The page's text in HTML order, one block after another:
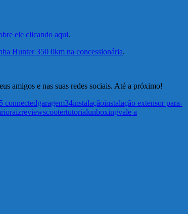
ele clicando aqui.
Hunter 350 0km na concessionária.
amigos e nas suas redes sociais. Até a próximo!
connectedgaragem34instalaçãoinstalação extensor para-
raizreviewscootertutorialunboxingvale a